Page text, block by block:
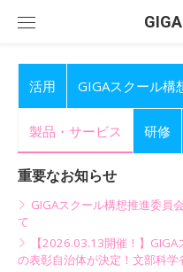
活用 GIGAスクール構
製品・サービス 研修
重要なお知らせ
GIGAスクール構想推進委員
て
【2026.03.13開催！】
の表彰自治体が決定！文部科学